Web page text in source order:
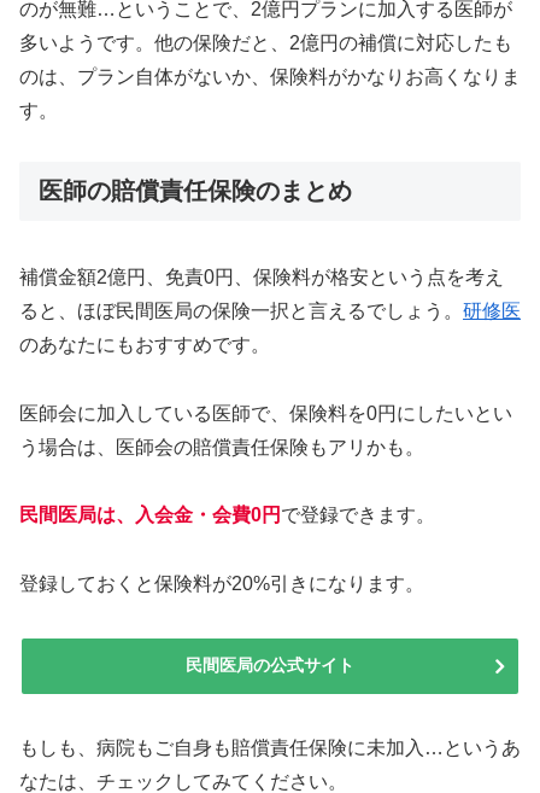
のが無難…ということで、2億円プランに加入する医師が
多いようです。他の保険だと、2億円の補償に対応したも
のは、プラン自体がないか、保険料がかなりお高くなりま
す。
医師の賠償責任保険のまとめ
補償金額2億円、免責0円、保険料が格安という点を考え
ると、ほぼ民間医局の保険一択と言えるでしょう。 研修医
のあなたにもおすすめです。
医師会に加入している医師で、保険料を0円にしたいとい
う場合は、医師会の賠償責任保険もアリかも。
民間医局は、入会金・会費0円 で登録できます。
登録しておくと保険料が20%引きになります。
民間医局の公式サイト
もしも、病院もご自身も賠償責任保険に未加入…というあ
なたは、チェックしてみてください。